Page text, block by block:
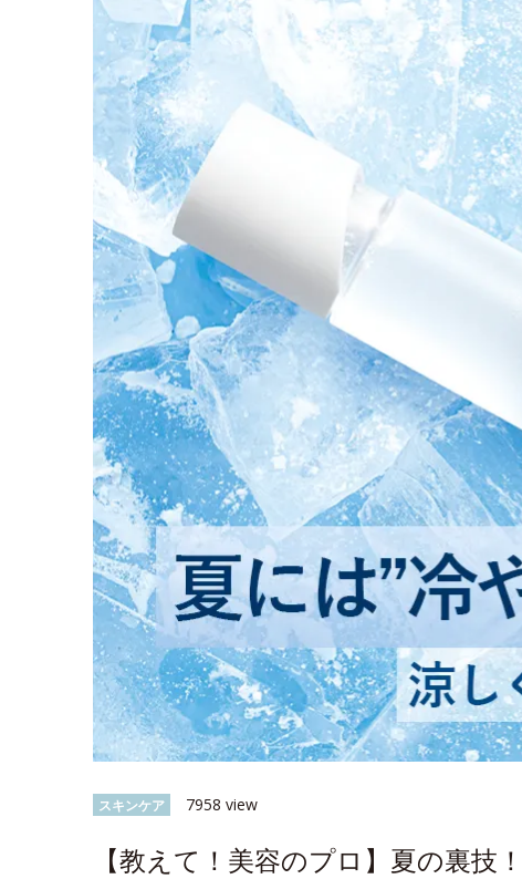
スキンケア 7958 view
【教えて！美容のプロ】夏の裏技